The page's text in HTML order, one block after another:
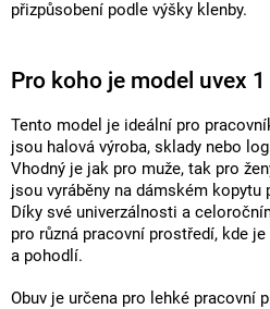
přizpůsobení podle výšky klenby.
Pro koho je model uvex
Tento model je ideální pro
jsou halová výroba, sklady nebo
Vhodný je jak pro muže, tak pro
jsou vyráběny na dámském kopytu
Díky své univerzálnosti a
pro různá pracovní prostředí, kde
a pohodlí.
Obuv je určena pro lehké pracovní